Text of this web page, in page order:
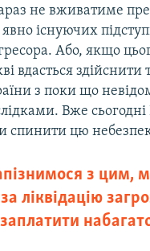
не вживатиме
явно існуючих
Або, якщо
вдасться здійснити
з поки що
Вже сьогодні
спинити цю
з цим,
ліквідацію